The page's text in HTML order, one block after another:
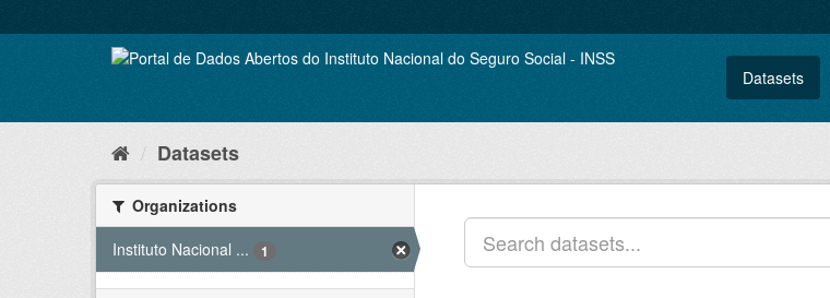
to
Datasets
Datasets
Organizations
Instituto Nacional ...
1